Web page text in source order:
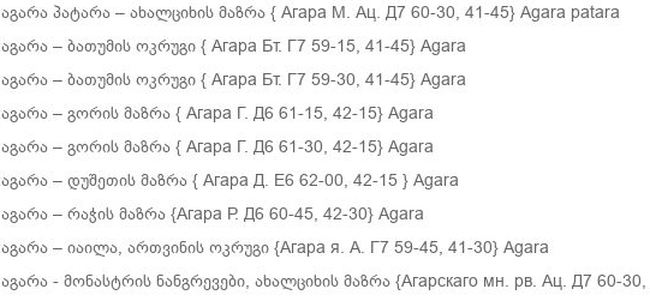
აგარა პატარა – ახალციხის მაზრა { Агара М. Ац. Д7 60-30, 41-45} Agara patara
აგარა – ბათუმის ოკრუგი { Агара Бт. Г7 59-15, 41-45} Agara
აგარა – ბათუმის ოკრუგი { Агара Бт. Г7 59-30, 41-45} Agara
აგარა – გორის მაზრა { Агара Г. Д6 61-15, 42-15} Agara
აგარა – გორის მაზრა { Агара Г. Д6 61-30, 42-15} Agara
აგარა – დუშეთის მაზრა { Агара Д. Е6 62-00, 42-15 } Agara
აგარა – რაჭის მაზრა {Агара Р. Д6 60-45, 42-30} Agara
აგარა – იაილა, ართვინის ოკრუგი {Агара я. А. Г7 59-45, 41-30} Agara
აგარა - მონასტრის ნანგრევები, ახალციხის მაზრა {Агарскаго мн. рв. Ац. Д7 60-